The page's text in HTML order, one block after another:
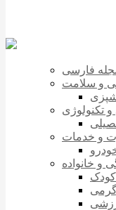
فارسی
و سلامت
تکنولوژی
و خدمات
و خانواده
کودک